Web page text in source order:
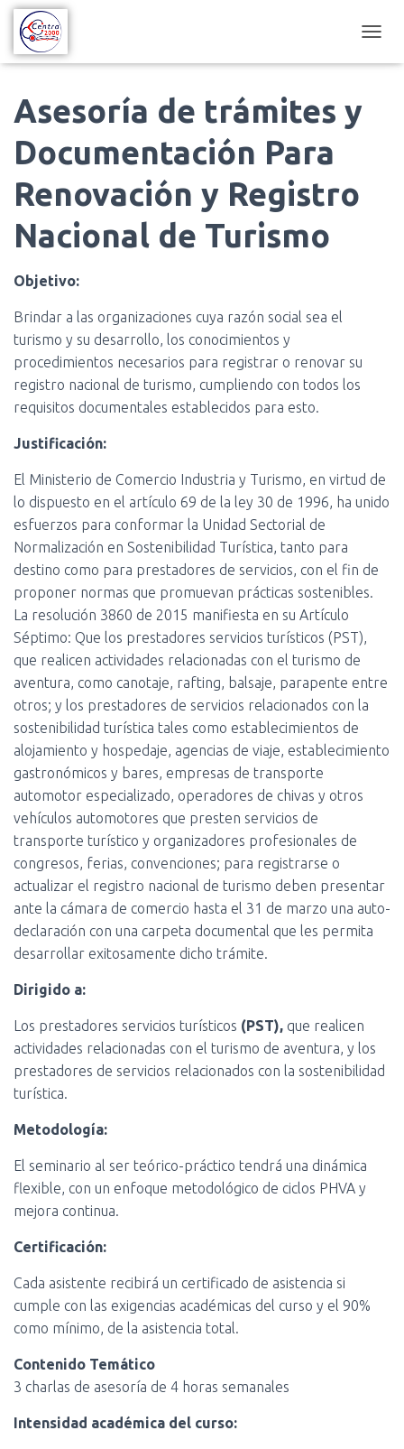
A
Asesoría de trámites y
Documentación Para
Renovación y Registro
Nacional de Turismo
Objetivo:
Brindar a las organizaciones cuya razón social sea el
turismo y su desarrollo, los conocimientos y
procedimientos necesarios para registrar o renovar su
registro nacional de turismo, cumpliendo con todos los
requisitos documentales establecidos para esto.
Justificación:
El Ministerio de Comercio Industria y Turismo, en virtud de
lo dispuesto en el artículo 69 de la ley 30 de 1996, ha unido
esfuerzos para conformar la Unidad Sectorial de
Normalización en Sostenibilidad Turística, tanto para
destino como para prestadores de servicios, con el fin de
proponer normas que promuevan prácticas sostenibles.
La resolución 3860 de 2015 manifiesta en su Artículo
Séptimo: Que los prestadores servicios turísticos (PST),
que realicen actividades relacionadas con el turismo de
aventura, como canotaje, rafting, balsaje, parapente entre
otros; y los prestadores de servicios relacionados con la
sostenibilidad turística tales como establecimientos de
alojamiento y hospedaje, agencias de viaje, establecimiento
gastronómicos y bares, empresas de transporte
automotor especializado, operadores de chivas y otros
vehículos automotores que presten servicios de
transporte turístico y organizadores profesionales de
congresos, ferias, convenciones; para registrarse o
actualizar el registro nacional de turismo deben presentar
ante la cámara de comercio hasta el 31 de marzo una auto-
declaración con una carpeta documental que les permita
desarrollar exitosamente dicho trámite.
Dirigido a:
Los prestadores servicios turísticos (PST), que realicen
actividades relacionadas con el turismo de aventura, y los
prestadores de servicios relacionados con la sostenibilidad
turística.
Metodología:
El seminario al ser teórico-práctico tendrá una dinámica
flexible, con un enfoque metodológico de ciclos PHVA y
mejora continua.
Certificación:
Cada asistente recibirá un certificado de asistencia si
cumple con las exigencias académicas del curso y el 90%
como mínimo, de la asistencia total.
Contenido Temático
3 charlas de asesoría de 4 horas semanales
Intensidad académica del curso: